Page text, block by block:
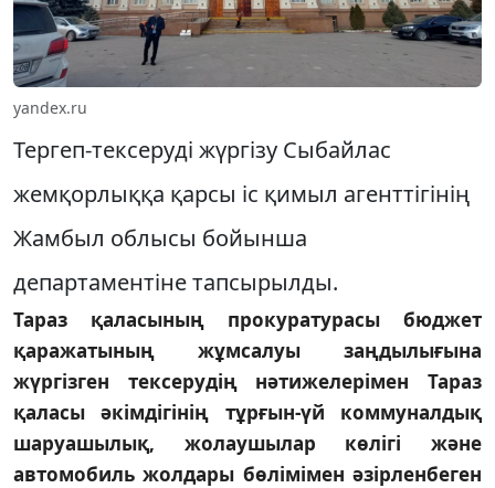
yandex.ru
Тергеп-тексеруді жүргізу Сыбайлас
жемқорлыққа қарсы іс қимыл агенттігінің
Жамбыл облысы бойынша
департаментіне тапсырылды.
Тараз қаласының прокуратурасы бюджет
қаражатының жұмсалуы заңдылығына
жүргізген тексерудің нәтижелерімен Тараз
қаласы әкімдігінің тұрғын-үй коммуналдық
шаруашылық, жолаушылар көлігі және
автомобиль жолдары бөлімімен әзірленбеген